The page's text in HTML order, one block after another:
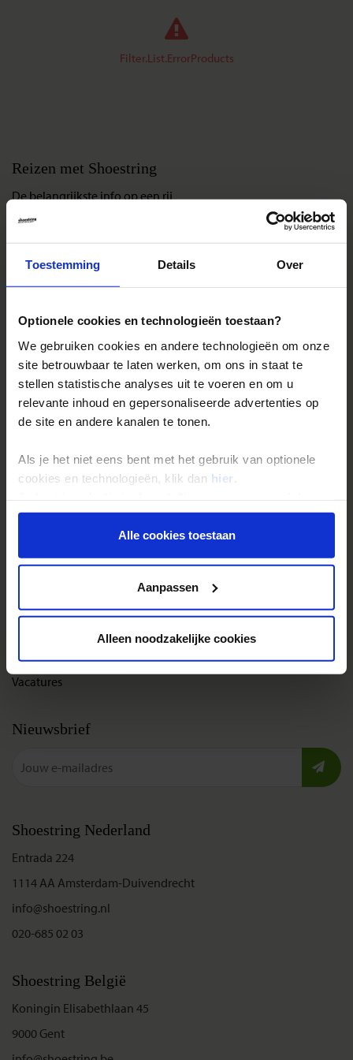
Toestemming Details Over
Optionele cookies en technologieën toestaan?
We gebruiken cookies en andere technologieën om onze
site betrouwbaar te laten werken, om ons in staat te
stellen statistische analyses uit te voeren en om u
relevante inhoud en gepersonaliseerde advertenties op
de site en andere kanalen te tonen.
Als je het niet eens bent met het gebruik van optionele
cookies en technologieën, klik dan hier
onder aan de pagina op elk gewenst moment voor de
toekomst wijzigen.Alle cookies toestaan
Aanpassen
Alleen noodzakelijke cookies
Filter.List.ErrorProducts
Reizen met Shoestring
De belangrijkste info op een rij
Bestemmingen
Duurzaam reizen
Reis- en annuleringsvoorwaarden
Inloggen op mijn.Shoestring
Reisthema's
Groepsreizen
Single reizen
Gegarandeerde reizen
Over Shoestring
Privacybeleid
Cookies instellingen
Disclaimer & copyright
Vacatures
Nieuwsbrief
Shoestring Nederland
Entrada 224
1114 AA Amsterdam-Duivendrecht
info@shoestring.nl
020-685 02 03
Shoestring België
Koningin Elisabethlaan 45
9000 Gent